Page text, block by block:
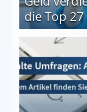
die Top 27